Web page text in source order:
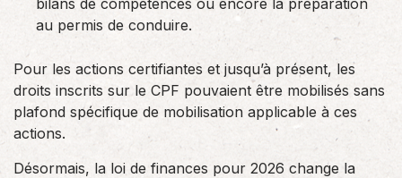
bilans de compétences ou encore la préparation
au permis de conduire.
Pour les actions certifiantes et jusqu’à présent, les
droits inscrits sur le CPF pouvaient être mobilisés sans
plafond spécifique de mobilisation applicable à ces
actions.
Désormais, la loi de finances pour 2026 change la